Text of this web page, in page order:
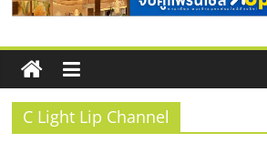
โซลูชันระบบภาพและเสียง
ข้อมูล
ธุรกิจ
C Light Lip Channel